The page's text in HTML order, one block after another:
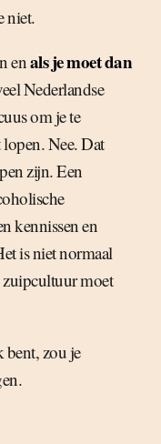
niet.
en als je moet dan
Nederlandse
om je te
lopen. Nee. Dat
zijn. Een
kennissen en
is niet normaal
zuipcultuur moet
bent, zou je